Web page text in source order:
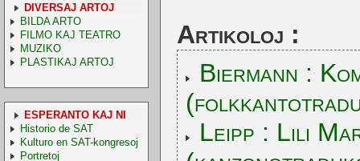
DIVERSAJ ARTOJ
BILDA ARTO
FILMO KAJ TEATRO
MUZIKO
PLASTIKAJ ARTOJ
ESPERANTO KAJ NI
Historio de SAT
Kulturo en SAT-kongresoj
Portretoj
Artikoloj :
Biermann :
Leipp : Lili